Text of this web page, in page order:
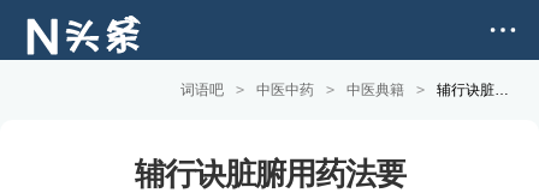
词语吧 > 中医中药 > 中医典籍 > 辅行诀脏腑用药法要
辅行诀脏腑用药法要